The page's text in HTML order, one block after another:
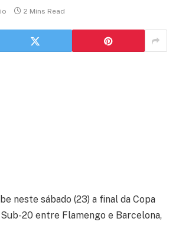
2 Mins Read
neste sábado (23) a final da Copa
20 entre Flamengo e Barcelona,